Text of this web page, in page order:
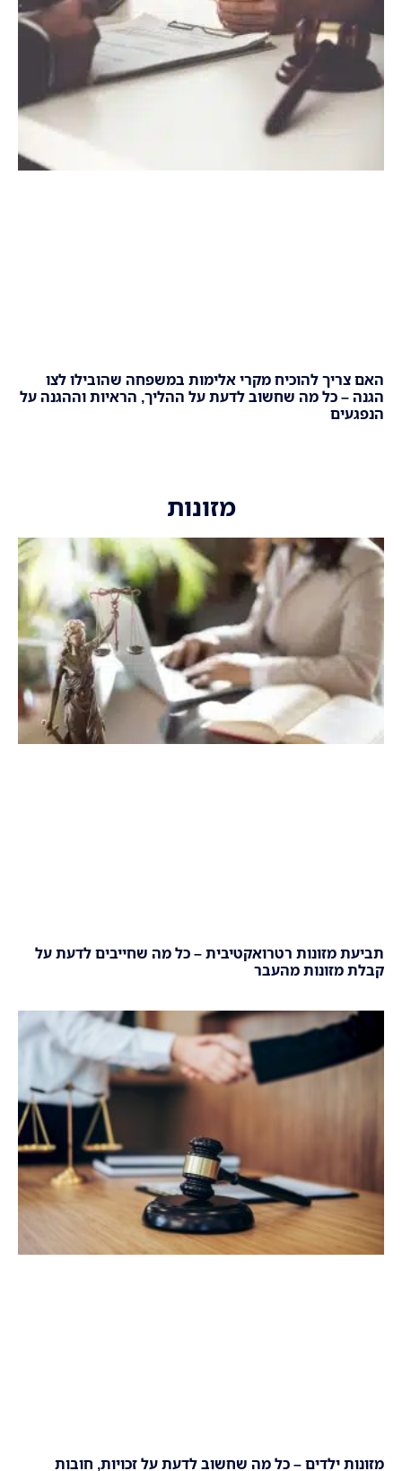
האם צריך להוכיח מקרי אלימות במשפחה שהובילו לצו
הגנה – כל מה שחשוב לדעת על ההליך, הראיות וההגנה על
הנפגעים
מזונות
תביעת מזונות רטרואקטיבית – כל מה שחייבים לדעת על
קבלת מזונות מהעבר
מזונות ילדים – כל מה שחשוב לדעת על זכויות, חובות